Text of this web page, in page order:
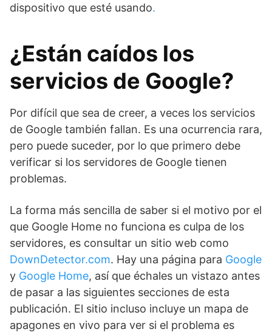
dispositivo que esté usando.
¿Están caídos los
servicios de Google?
Por difícil que sea de creer, a veces los servicios
de Google también fallan. Es una ocurrencia rara,
pero puede suceder, por lo que primero debe
verificar si los servidores de Google tienen
problemas.
La forma más sencilla de saber si el motivo por el
que Google Home no funciona es culpa de los
servidores, es consultar un sitio web como
DownDetector.com. Hay una página para Google
y Google Home, así que échales un vistazo antes
de pasar a las siguientes secciones de esta
publicación. El sitio incluso incluye un mapa de
apagones en vivo para ver si el problema es